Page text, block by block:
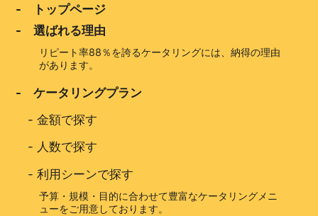
- トップページ
- 選ばれる理由
リピート率88％を誇るケータリングには、納得の理由
があります。
- ケータリングプラン
-金額で探す
- 人数で探す
-利用シーンで探す
予算・規模・目的に合わせて豊富なケータリングメニ
ューをご用意しております。